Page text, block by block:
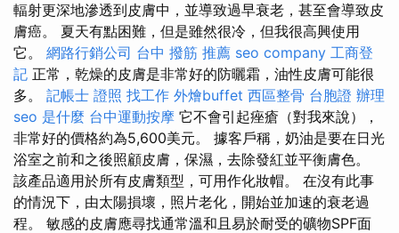
輻射更深地滲透到皮膚中，並導致過早衰老，甚至會導致皮
膚癌。 夏天有點困難，但是雖然很冷，但我很高興使用
它。 網路行銷公司 台中 撥筋 推薦 seo company 工商登
記 正常，乾燥的皮膚是非常好的防曬霜，油性皮膚可能很
多。 記帳士 證照 找工作 外燴buffet 西區整骨 台胞證 辦理
seo 是什麼 台中運動按摩 它不會引起痤瘡（對我來說），
非常好的價格約為5,600美元。 據客戶稱，奶油是要在日光
浴室之前和之後照顧皮膚，保濕，去除發紅並平衡膚色。
該產品適用於所有皮膚類型，可用作化妝帽。 在沒有此事
的情況下，由太陽損壞，照片老化，開始並加速的衰老過
程。 敏感的皮膚應尋找通常溫和且易於耐受的礦物SPF面